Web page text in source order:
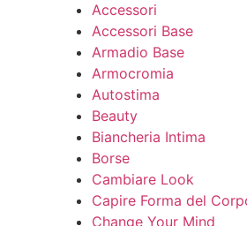
Accessori
Accessori Base
Armadio Base
Armocromia
Autostima
Beauty
Biancheria Intima
Borse
Cambiare Look
Capire Forma del
Change Your Mind